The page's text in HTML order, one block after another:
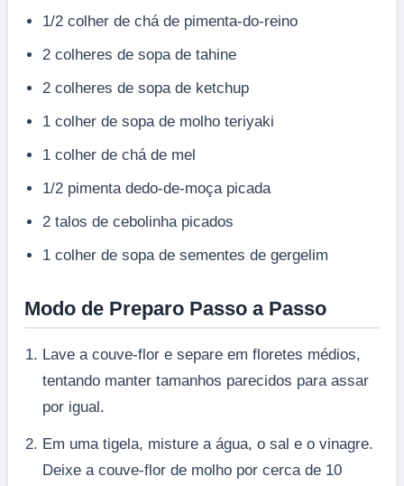
1/2 colher de chá de pimenta-do-reino
2 colheres de sopa de tahine
2 colheres de sopa de ketchup
1 colher de sopa de molho teriyaki
1 colher de chá de mel
1/2 pimenta dedo-de-moça picada
2 talos de cebolinha picados
1 colher de sopa de sementes de gergelim
Modo de Preparo Passo a Passo
Lave a couve-flor e separe em floretes médios,
tentando manter tamanhos parecidos para assar
por igual.
Em uma tigela, misture a água, o sal e o vinagre.
Deixe a couve-flor de molho por cerca de 10